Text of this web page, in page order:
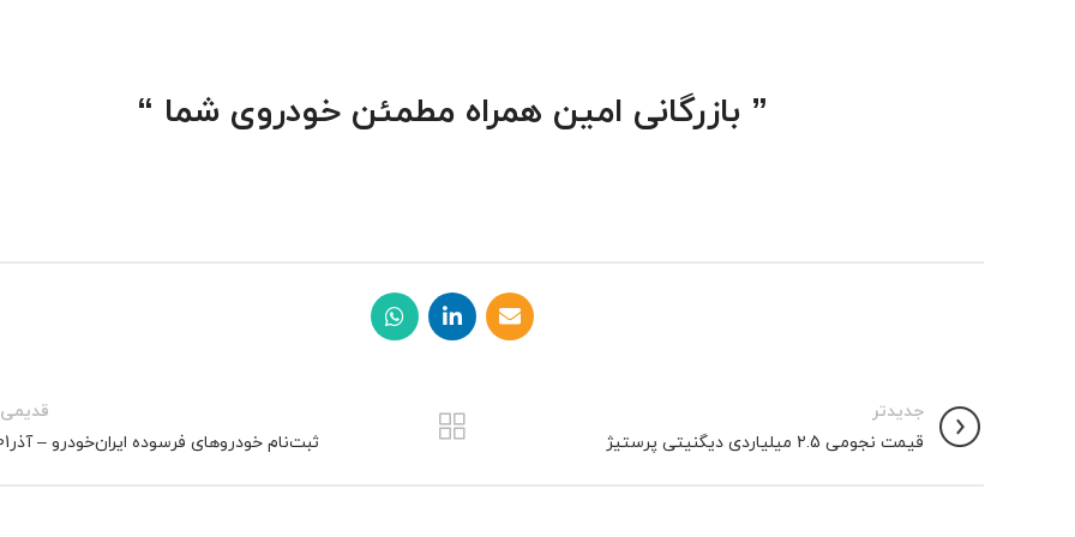
” بازرگانی امین همراه مطمئن خودروی شما “
جدیدتر
قیمت نجومی 2.5 میلیاردی دیگنیتی پرستیژ
ثبت‌نام خودروهای فرسوده ایران‌خودرو – آذر1401